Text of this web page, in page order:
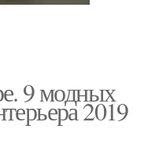
9 модных
2019